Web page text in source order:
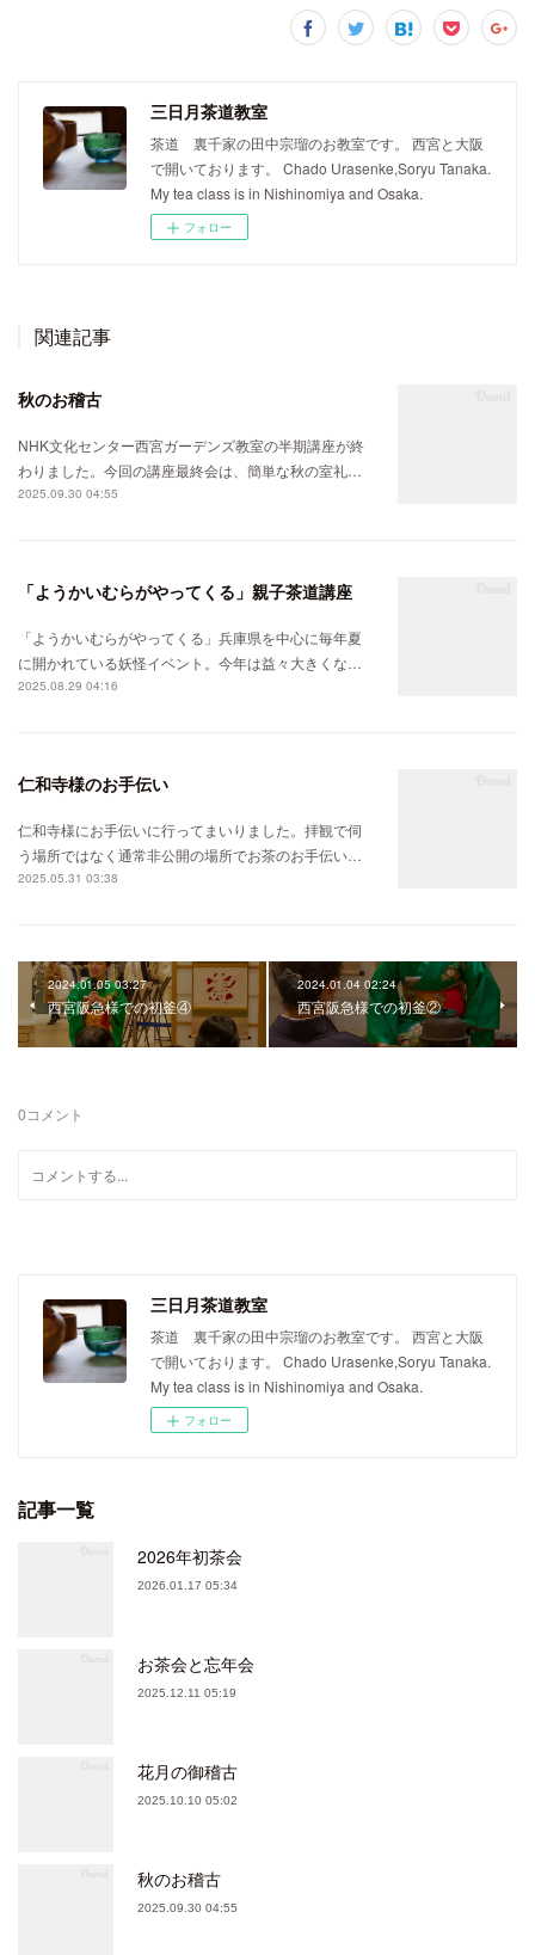
三日月茶道教室
茶道 裏千家の田中宗瑠のお教室です。 西宮と大阪
で開いております。 Chado Urasenke,Soryu Tanaka.
My tea class is in Nishinomiya and Osaka.
フォロー
関連記事
秋のお稽古
NHK文化センター西宮ガーデンズ教室の半期講座が終
わりました。今回の講座最終会は、簡単な秋の室礼…
2025.09.30 04:55
「ようかいむらがやってくる」親子茶道講座
「ようかいむらがやってくる」兵庫県を中心に毎年夏
に開かれている妖怪イベント。今年は益々大きくな…
2025.08.29 04:16
仁和寺様のお手伝い
仁和寺様にお手伝いに行ってまいりました。拝観で伺
う場所ではなく通常非公開の場所でお茶のお手伝い…
2025.05.31 03:38
2024.01.05 03:27
西宮阪急様での初釜④
2024.01.04 02:24
西宮阪急様での初釜②
0コメント
三日月茶道教室
茶道 裏千家の田中宗瑠のお教室です。 西宮と大阪
で開いております。 Chado Urasenke,Soryu Tanaka.
My tea class is in Nishinomiya and Osaka.
フォロー
記事一覧
2026年初茶会
2026.01.17 05:34
お茶会と忘年会
2025.12.11 05:19
花月の御稽古
2025.10.10 05:02
秋のお稽古
2025.09.30 04:55